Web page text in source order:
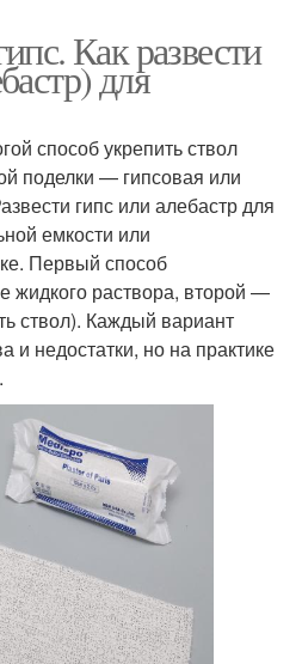
Как развести
для
способ укрепить ствол
поделки — гипсовая или
гипс или алебастр для
емкости или
Первый способ
жидкого раствора, второй —
ствол). Каждый вариант
и недостатки, но на практике